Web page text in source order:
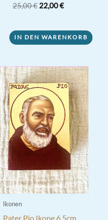
Bewertet mit
5.00
25,00€ Ursprünglicher
25,00 €
22,00€Aktueller
22,00 €.
IN DEN WARENKORB
Ikonen
Pater Pio Ikone 6,5cm